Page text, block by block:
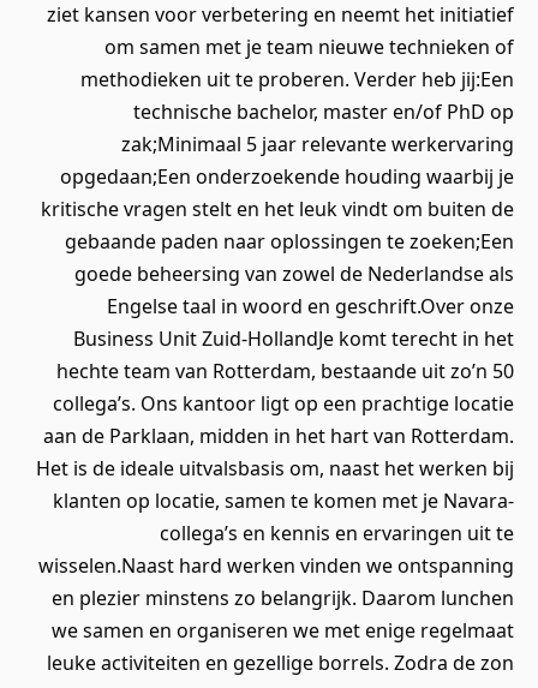
ziet kansen voor verbetering en neemt het initiatief
om samen met je team nieuwe technieken of
methodieken uit te proberen. Verder heb jij:Een
technische bachelor, master en/of PhD op
zak;Minimaal 5 jaar relevante werkervaring
opgedaan;Een onderzoekende houding waarbij je
kritische vragen stelt en het leuk vindt om buiten de
gebaande paden naar oplossingen te zoeken;Een
goede beheersing van zowel de Nederlandse als
Engelse taal in woord en geschrift.Over onze
Business Unit Zuid-HollandJe komt terecht in het
hechte team van Rotterdam, bestaande uit zo’n 50
collega’s. Ons kantoor ligt op een prachtige locatie
aan de Parklaan, midden in het hart van Rotterdam.
Het is de ideale uitvalsbasis om, naast het werken bij
klanten op locatie, samen te komen met je Navara-
collega’s en kennis en ervaringen uit te
wisselen.Naast hard werken vinden we ontspanning
en plezier minstens zo belangrijk. Daarom lunchen
we samen en organiseren we met enige regelmaat
leuke activiteiten en gezellige borrels. Zodra de zon